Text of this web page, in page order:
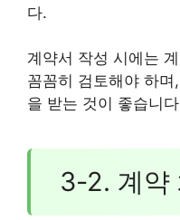
다.
계약서 작성 시에는
꼼꼼히 검토해야 하
을 받는 것이 좋습니
3-2. 계약